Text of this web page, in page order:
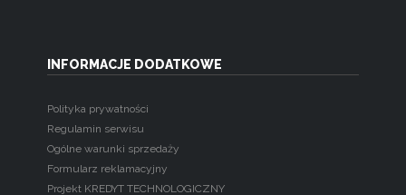
INFORMACJE DODATKOWE
Polityka prywatności
Regulamin serwisu
Ogólne warunki sprzedaży
Formularz reklamacyjny
Projekt KREDYT TECHNOLOGICZNY